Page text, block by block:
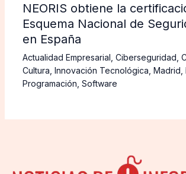
NEORIS obtiene la
Esquema Nacional de
en España
Actualidad Empresarial Ciberseguridad
Cultura Innovación Tecnológica Madrid
Programación Software